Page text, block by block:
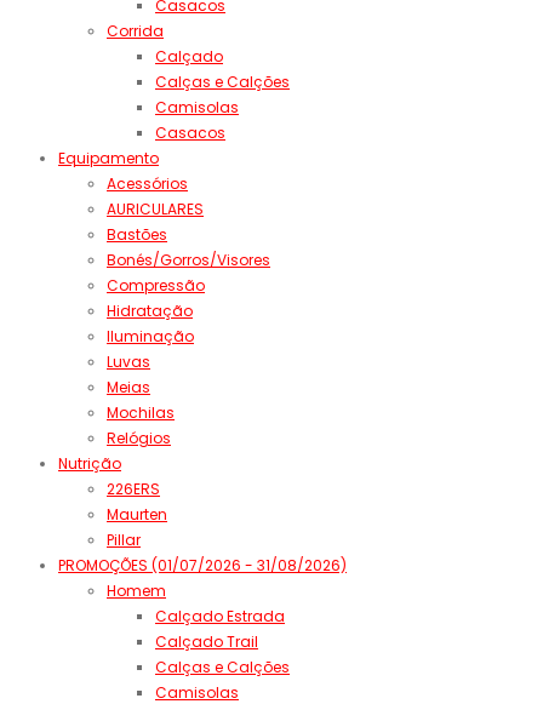
Casacos
Corrida
Calçado
Calças e Calções
Camisolas
Casacos
Equipamento
Acessórios
AURICULARES
Bastões
Bonés/Gorros/Visores
Compressão
Hidratação
Iluminação
Luvas
Meias
Mochilas
Relógios
Nutrição
226ERS
Maurten
Pillar
PROMOÇÕES (01/07/2026 - 31/08/2026)
Homem
Calçado Estrada
Calçado Trail
Calças e Calções
Camisolas